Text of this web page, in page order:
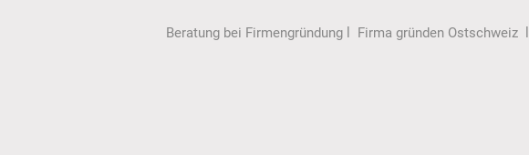
Beratung bei Firmengründung l Firma gründen Ostschweiz l